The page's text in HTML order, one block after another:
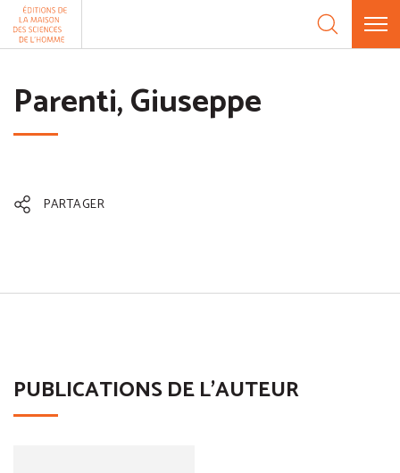
Aller au contenu
Parenti, Giuseppe
PARTAGER
PUBLICATIONS DE L'AUTEUR
Panneau de gestion des cookies